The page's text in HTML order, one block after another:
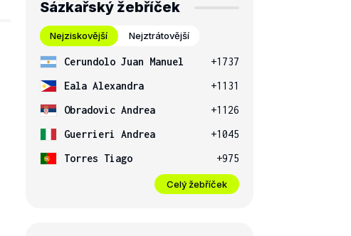
Sázkařský žebříček
Nejziskovější Nejztrátovější
Cerundolo Juan Manuel
+1737
Eala Alexandra
+1131
Obradovic Andrea
+1126
Guerrieri Andrea
+1045
Torres Tiago
+975
Celý žebříček